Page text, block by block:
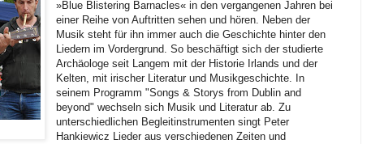
»Blue Blistering Barnacles« in den vergangenen Jahren bei
einer Reihe von Auftritten sehen und hören. Neben der
Musik steht für ihn immer auch die Geschichte hinter den
Liedern im Vordergrund. So beschäftigt sich der studierte
Archäologe seit Langem mit der Historie Irlands und der
Kelten, mit irischer Literatur und Musikgeschichte. In
seinem Programm "Songs & Storys from Dublin and
beyond" wechseln sich Musik und Literatur ab. Zu
unterschiedlichen Begleitinstrumenten singt Peter
Hankiewicz Lieder aus verschiedenen Zeiten und